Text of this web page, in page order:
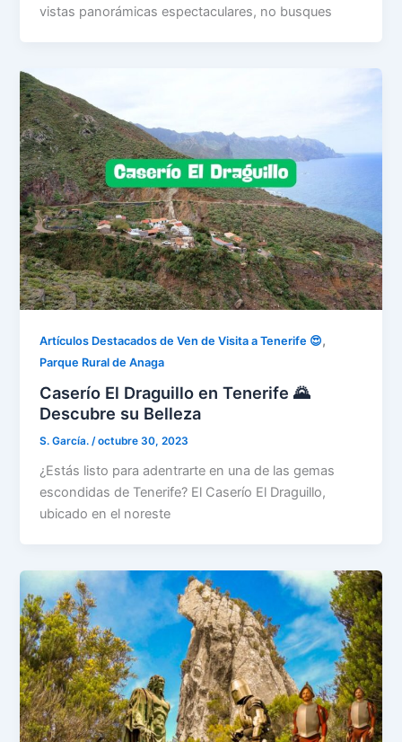
vistas panorámicas espectaculares, no busques
Artículos Destacados de Ven de Visita a Tenerife 😍,
Parque Rural de Anaga
Caserío El Draguillo en Tenerife 🌄
Descubre su Belleza
S. García./octubre 30, 2023
¿Estás listo para adentrarte en una de las gemas
escondidas de Tenerife? El Caserío El Draguillo,
ubicado en el noreste